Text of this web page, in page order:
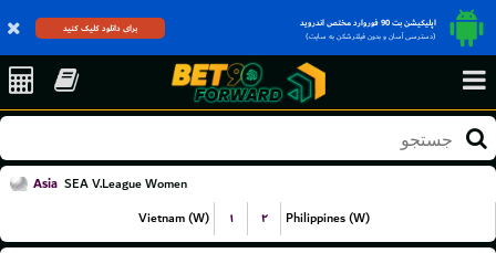
اپلیکیشن بت 90 فوروارد مختص اندروید
(دسترسی آسان و بدون فیلترشکن به سایت)
برای دانلود کلیک کنید
Asia SEA V.League Women
Vietnam (W)
۱ ۲ Philippines (W)